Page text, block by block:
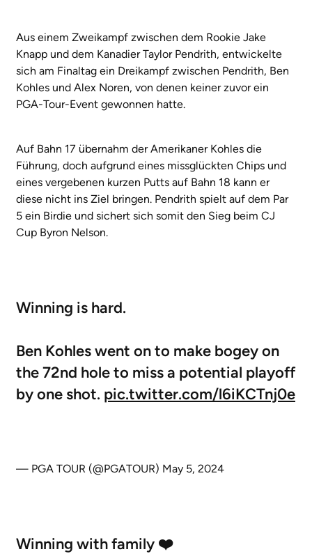
Aus einem Zweikampf zwischen dem Rookie Jake
Knapp und dem Kanadier Taylor Pendrith, entwickelte
sich am Finaltag ein Dreikampf zwischen Pendrith, Ben
Kohles und Alex Noren, von denen keiner zuvor ein
PGA-Tour-Event gewonnen hatte.
Auf Bahn 17 übernahm der Amerikaner Kohles die
Führung, doch aufgrund eines missglückten Chips und
eines vergebenen kurzen Putts auf Bahn 18 kann er
diese nicht ins Ziel bringen. Pendrith spielt auf dem Par
5 ein Birdie und sichert sich somit den Sieg beim CJ
Cup Byron Nelson.
Winning is hard.
Ben Kohles went on to make bogey on
the 72nd hole to miss a potential playoff
by one shot. pic.twitter.com/l6iKCTnj0e
— PGA TOUR (@PGATOUR) May 5, 2024
Winning with family ❤️